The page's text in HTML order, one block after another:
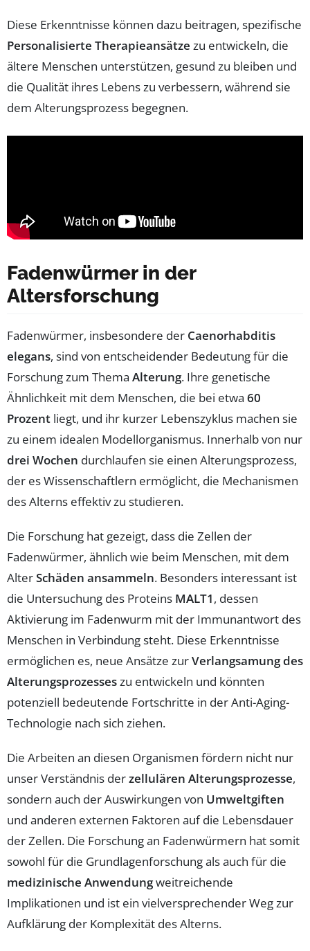
Diese Erkenntnisse können dazu beitragen, spezifische
Personalisierte Therapieansätze zu entwickeln, die
ältere Menschen unterstützen, gesund zu bleiben und
die Qualität ihres Lebens zu verbessern, während sie
dem Alterungsprozess begegnen.
Fadenwürmer in der
Altersforschung
Fadenwürmer, insbesondere der Caenorhabditis
elegans, sind von entscheidender Bedeutung für die
Forschung zum Thema Alterung. Ihre genetische
Ähnlichkeit mit dem Menschen, die bei etwa 60
Prozent liegt, und ihr kurzer Lebenszyklus machen sie
zu einem idealen Modellorganismus. Innerhalb von nur
drei Wochen durchlaufen sie einen Alterungsprozess,
der es Wissenschaftlern ermöglicht, die Mechanismen
des Alterns effektiv zu studieren.
Die Forschung hat gezeigt, dass die Zellen der
Fadenwürmer, ähnlich wie beim Menschen, mit dem
AlterSchäden ansammeln. Besonders interessant ist
die Untersuchung des Proteins MALT1, dessen
Aktivierung im Fadenwurm mit der Immunantwort des
Menschen in Verbindung steht. Diese Erkenntnisse
ermöglichen es, neue Ansätze zurVerlangsamung des
Alterungsprozesseszu entwickeln und könnten
potenziell bedeutende Fortschritte in der Anti-Aging-
Technologie nach sich ziehen.
Die Arbeiten an diesen Organismen fördern nicht nur
unser Verständnis derzellulären Alterungsprozesse,
sondern auch der Auswirkungen von Umweltgiften
und anderen externen Faktoren auf die Lebensdauer
der Zellen. Die Forschung an Fadenwürmern hat somit
sowohl für die Grundlagenforschung als auch für die
medizinische Anwendungweitreichende
Implikationen und ist ein vielversprechender Weg zur
Aufklärung der Komplexität des Alterns.